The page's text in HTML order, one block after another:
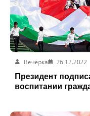
Вечерка
26.12.2022
Президент
воспитании